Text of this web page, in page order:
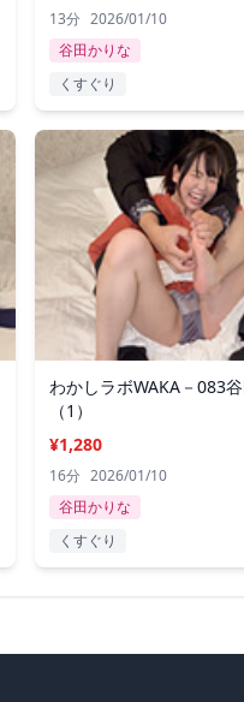
13分 2026/01/10
谷田かりな
くすぐり
わかしラボWAKA－083
（1）
¥1,280
16分 2026/01/10
谷田かりな
くすぐり